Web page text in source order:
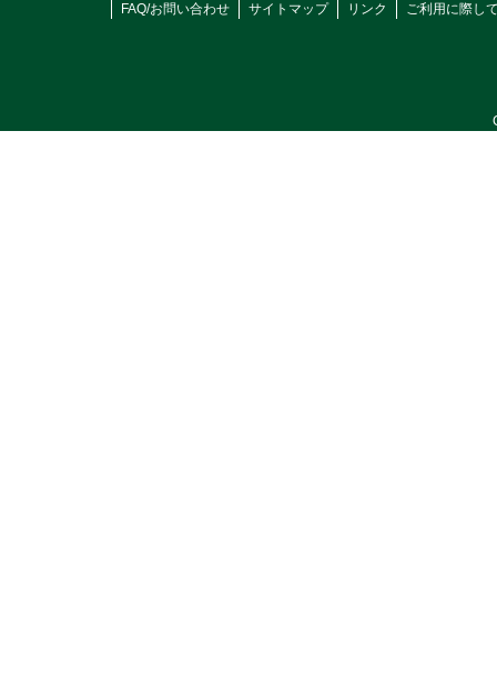
FAQ/お問い合わせ
サイトマップ リンク ご利用に際し